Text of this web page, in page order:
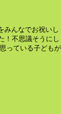
みんなでお祝いし
！不思議そうにし
っている子どもが